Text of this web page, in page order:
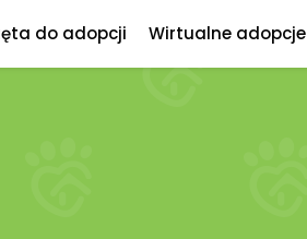
do adopcji Wirtualne adopcje